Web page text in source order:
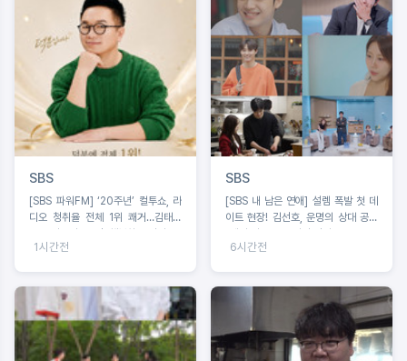
SBS
[SBS 파워FM] ‘20주년’ 컬투쇼, 라
디오 청취율 전체 1위 쾌거…김태균
＂꿈 이루며 20년, 행복하고 감사＂
1시간전
SBS
[SBS 내 남은 연애] 설렘 폭발 첫 데
이트 현장! 김선호, 운명의 상대 공개
“제가 알고 있는 사람 같아요”
6시간전